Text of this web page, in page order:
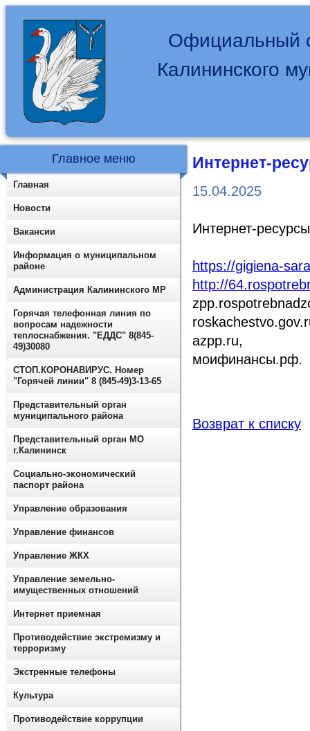
Официальный
Калининского
Интернет-
15.04.2025
Интернет-
https://gigiena-
http://
azpp.ru,
моифинансы.рф.
Возврат к списку
Главное меню
Главная
Новости
Вакансии
Информация о муниципальном
районе
Администрация Калининского МР
Горячая телефонная линия по
вопросам надежности
теплоснабжения. "ЕДДС" 8(845-
49)30080
СТОП.КОРОНАВИРУС. Номер
"Горячей линии" 8 (845-49)3-13-65
Представительный орган
муниципального района
Представительный орган МО
г.Калининск
Социально-экономический
паспорт района
Управление образования
Управление финансов
Управление ЖКХ
Управление земельно-
имущественных отношений
Интернет приемная
Противодействие экстремизму и
терроризму
Экстренные телефоны
Культура
Противодействие коррупции